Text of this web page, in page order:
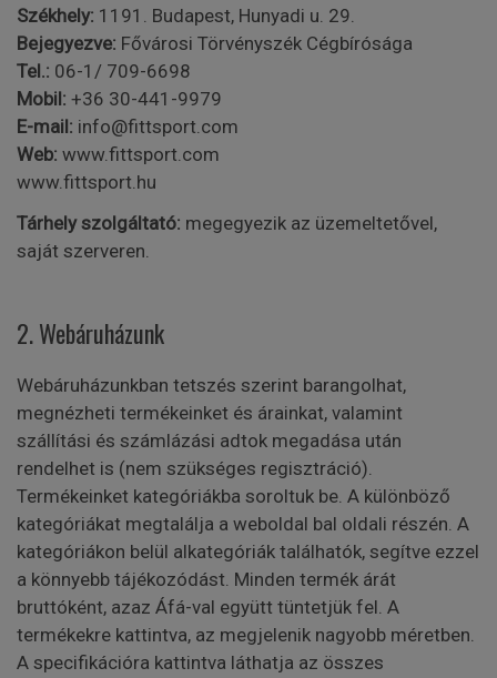
Székhely: 1191. Budapest, Hunyadi u. 29.
Bejegyezve: Fővárosi Törvényszék Cégbírósága
Tel.: 06-1/ 709-6698
Mobil: +36 30-441-9979
E-mail: info@fittsport.com
Web: www.fittsport.com
www.fittsport.hu
Tárhely szolgáltató: megegyezik az üzemeltetővel,
saját szerveren.
2. Webáruházunk
Webáruházunkban tetszés szerint barangolhat,
megnézheti termékeinket és árainkat, valamint
szállítási és számlázási adtok megadása után
rendelhet is (nem szükséges regisztráció).
Termékeinket kategóriákba soroltuk be. A különböző
kategóriákat megtalálja a weboldal bal oldali részén. A
kategóriákon belül alkategóriák találhatók, segítve ezzel
a könnyebb tájékozódást. Minden termék árát
bruttóként, azaz Áfá-val együtt tüntetjük fel. A
termékekre kattintva, az megjelenik nagyobb méretben.
A specifikációra kattintva láthatja az összes